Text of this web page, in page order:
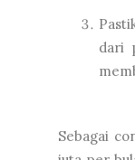
dari
Sebagai